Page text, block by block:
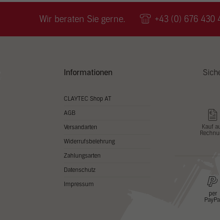
Wir beraten Sie gerne. +43 (0) 676 430
Informationen
CLAYTEC Shop AT
AGB
Versandarten
Widerrufsbelehrung
Zahlungsarten
Datenschutz
Impressum
Kauf
per
PayPal
zu